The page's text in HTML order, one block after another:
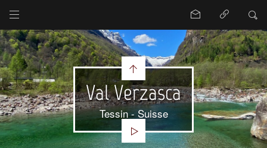
Val Verzasca
Tessin - Suisse